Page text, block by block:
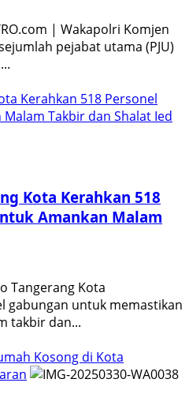
| Wakapolri Komjen
pejabat utama (PJU)
Kerahkan 518 Personel
Takbir dan Shalat Ied
Kota Kerahkan 518
Amankan Malam
Tangerang Kota
gabungan untuk memastikan
takbir dan...
Kosong di Kota